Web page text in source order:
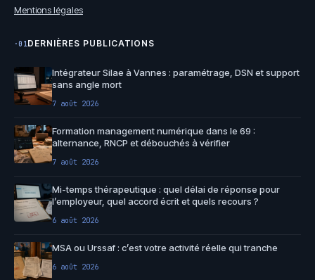
Mentions légales
·01DERNIÈRES PUBLICATIONS
Intégrateur Silae à Vannes : paramétrage, DSN et support
sans angle mort
7 août 2026
Formation management numérique dans le 69 :
alternance, RNCP et débouchés à vérifier
7 août 2026
Mi-temps thérapeutique : quel délai de réponse pour
l’employeur, quel accord écrit et quels recours ?
6 août 2026
MSA ou Urssaf : c’est votre activité réelle qui tranche
6 août 2026